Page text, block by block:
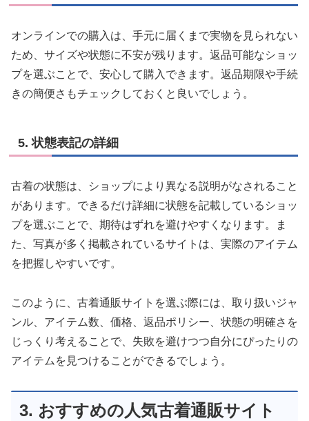
オンラインでの購入は、手元に届くまで実物を見られない
ため、サイズや状態に不安が残ります。返品可能なショッ
プを選ぶことで、安心して購入できます。返品期限や手続
きの簡便さもチェックしておくと良いでしょう。
5. 状態表記の詳細
古着の状態は、ショップにより異なる説明がなされること
があります。できるだけ詳細に状態を記載しているショッ
プを選ぶことで、期待はずれを避けやすくなります。ま
た、写真が多く掲載されているサイトは、実際のアイテム
を把握しやすいです。
このように、古着通販サイトを選ぶ際には、取り扱いジャ
ンル、アイテム数、価格、返品ポリシー、状態の明確さを
じっくり考えることで、失敗を避けつつ自分にぴったりの
アイテムを見つけることができるでしょう。
3. おすすめの人気古着通販サイト